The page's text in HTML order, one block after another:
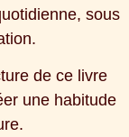
sous
de ce livre
une habitude